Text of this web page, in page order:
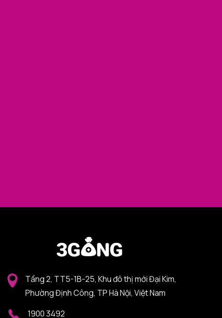
Tầng 2, TT5-1B-25, Khu đô thị mới Đại Kim,
Phường Định Công, TP Hà Nội, Việt Nam
1900 3492